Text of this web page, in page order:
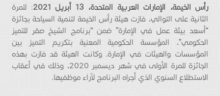
رأس الخيمة، الإمارات العربية المتحدة، 13 أبريل 2021
: للمرة
الثانية على التوالي، فازت هيئة رأس الخيمة لتنمية السياحة بجائزة
“أسعد بيئة عمل في الإمارة” ضمن “برنامج الشيخ صقر للتميز
الحكومي”، المؤسسة الحكومية المعنية بتكريم التميز بين
المؤسسات والهيئات في الإمارة. وكانت الهيئة قد فازت بهذه
الجائزة للمرة الأولى في شهر ديسمبر 2020، وذلك في أعقاب
الاستطلاع السنوي الذي أجراه البرنامج لآراء موظفيها.